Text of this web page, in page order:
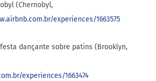
(Chernobyl,
experiences/1663575
dançante sobre patins (Brooklyn,
experiences/1663474